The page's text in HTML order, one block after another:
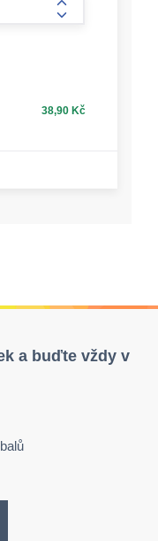
form.increase-
38,90 Kč
a buďte vždy v